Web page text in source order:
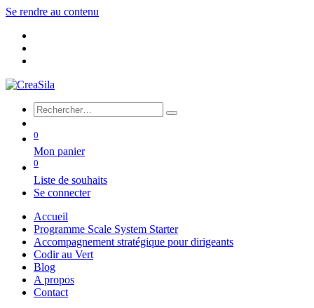
Se rendre au contenu
0
Mon panier
0
Liste de souhaits
Se connecter
Accueil
Programme Scale System Starter
Accompagnement stratégique pour dirigeants
Codir au Vert
Blog
A propos
Contact